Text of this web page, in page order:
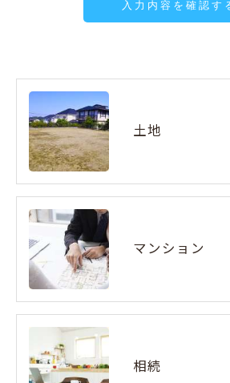
ご本人である事を確認のうえ、対
す。
個人情報の開示･訂正･削除・利用
きにつきましては、お電話でお問
土地
マンション
相続